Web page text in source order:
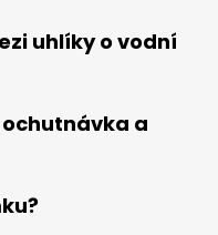
uhlíky o vodní
a